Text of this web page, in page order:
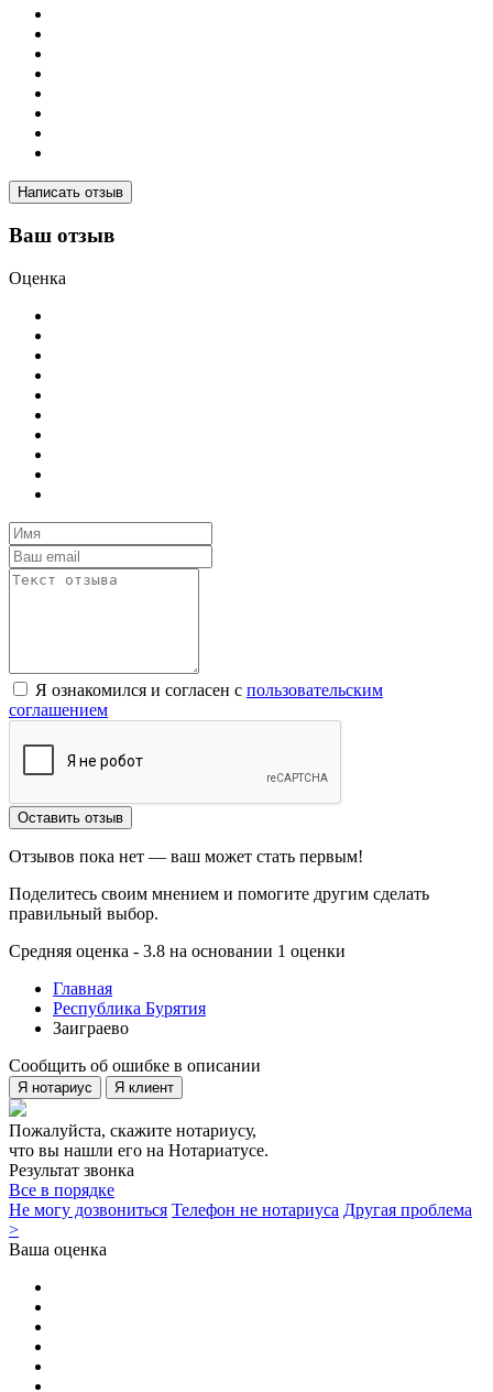
Написать отзыв
Ваш отзыв
Оценка
Я ознакомился и согласен с пользовательским
соглашением
Оставить отзыв
Отзывов пока нет — ваш может стать первым!
Поделитесь своим мнением и помогите другим сделать
правильный выбор.
Средняя оценка - 3.8 на основании 1 оценки
Главная
Республика Бурятия
Заиграево
Сообщить об ошибке в описании
Я нотариус Я клиент
Пожалуйста, скажите нотариусу,
что вы нашли его на Нотариатусе.
Результат звонка
Все в порядке
Не могу дозвониться Телефон не нотариуса Другая проблема
>
Ваша оценка